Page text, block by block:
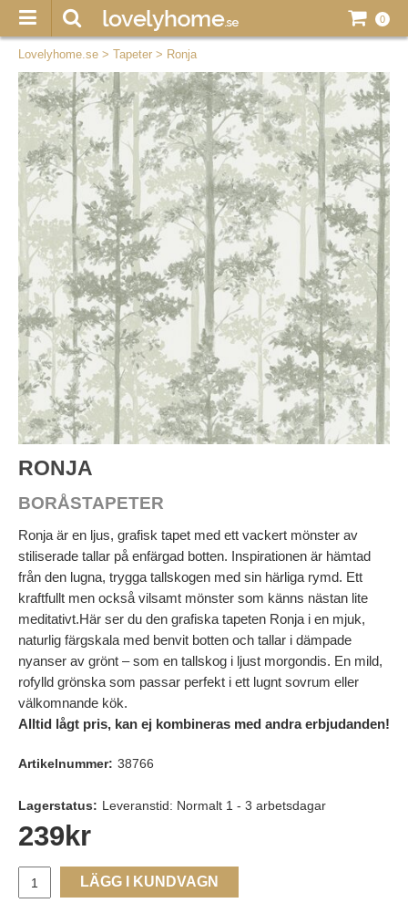
0
Lovelyhome.se > Tapeter > Ronja
RONJA
BORÅSTAPETER
Ronja är en ljus, grafisk tapet med ett vackert mönster av
stiliserade tallar på enfärgad botten. Inspirationen är hämtad
från den lugna, trygga tallskogen med sin härliga rymd. Ett
kraftfullt men också vilsamt mönster som känns nästan lite
meditativt.Här ser du den grafiska tapeten Ronja i en mjuk,
naturlig färgskala med benvit botten och tallar i dämpade
nyanser av grönt – som en tallskog i ljust morgondis. En mild,
rofylld grönska som passar perfekt i ett lugnt sovrum eller
välkomnande kök.
Alltid lågt pris, kan ej kombineras med andra erbjudanden!
Artikelnummer: 38766
Lagerstatus: Leveranstid: Normalt 1 - 3 arbetsdagar
239 kr
LÄGG I KUNDVAGN